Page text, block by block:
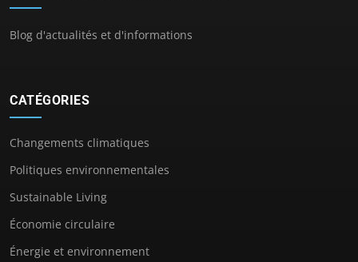
Blog d'actualités et d'informations
CATÉGORIES
Changements climatiques
Politiques environnementales
Sustainable Living
Économie circulaire
Énergie et environnement